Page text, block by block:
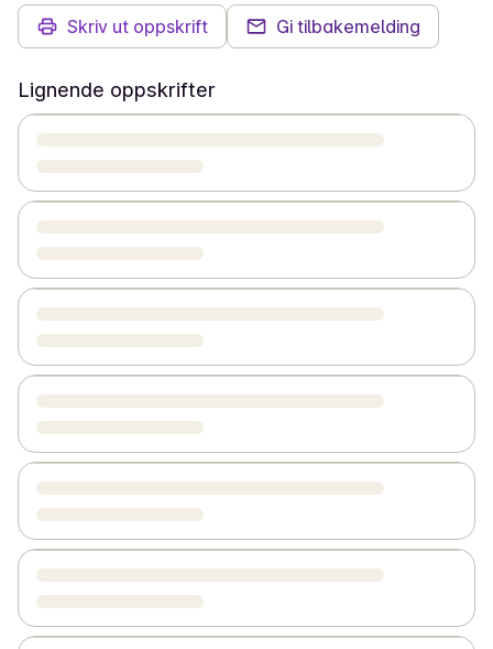
Skriv ut oppskrift Gi tilbakemelding
Lignende oppskrifter